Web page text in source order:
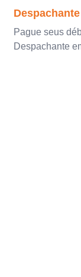
Pague seus
Despachante